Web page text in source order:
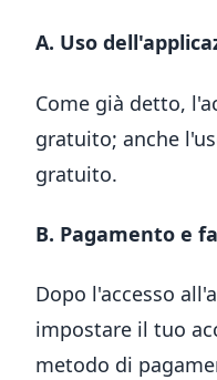
A. Uso
Come già detto,
gratuito; anche
gratuito.
B. Pagamento e
Dopo l'accesso
impostare il tuo
metodo di